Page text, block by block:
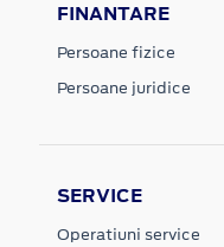
FINANTARE
Persoane fizice
Persoane juridice
SERVICE
Operatiuni service